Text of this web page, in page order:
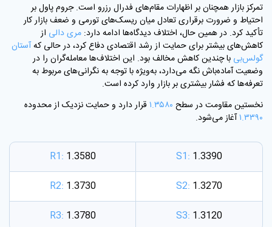
تمرکز بازار همچنان بر اظهارات مقام‌های فدرال رزرو است. جروم پاول بر
احتیاط و ضرورت برقراری تعادل میان ریسک‌های تورمی و ضعف بازار کار
تأکید کرد. در همین حال، اختلاف دیدگاه‌ها ادامه دارد: مری دالی از
کاهش‌های بیشتر برای حمایت از رشد اقتصادی دفاع کرد، در حالی کهآستان
گولس‌بی با چندین کاهش مخالف بود. این اختلاف‌ها معامله‌گران را در
وضعیت آماده‌باش نگه می‌دارد، به‌ویژه با توجه به نگرانی‌های مربوط به
تعرفه‌ها که فشار بیشتری بر بازار وارد کرده است.
نخستین مقاومت در سطح ۱.۳۵۸۰ قرار دارد و حمایت نزدیک از محدوده
۱.۳۳۹۰آغاز می‌شود.
R1: 1.3580 S1: 1.3390
R2: 1.3730 S2: 1.3270
R3: 1.3780 S3: 1.3120